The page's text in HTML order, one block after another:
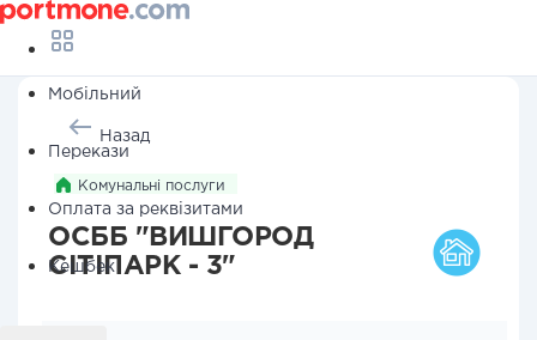
Мобільний
Перекази
Оплата за реквізитами
Кешбек
Назад
Комунальні послуги
ОСББ "ВИШГОРОД
СІТІПАРК - 3"